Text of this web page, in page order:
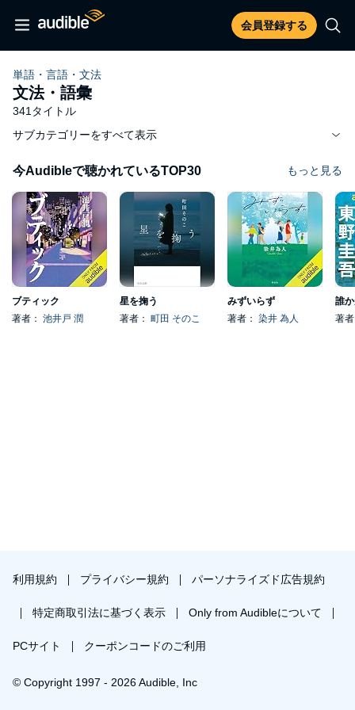
会員登録する
単語・言語・文法
文法・語彙
341タイトル
サブカテゴリーをすべて表示
今Audibleで聴かれているTOP30 もっと見る
ブティック
著者： 池井戸 潤
星を掬う
著者： 町田 そのこ
みずいらず
著者： 染井 為人
誰
著
利用規約 プライバシー規約 パーソナライズド広告規約
特定商取引法に基づく表示 Only from Audibleについて
PCサイト クーポンコードのご利用
© Copyright 1997 - 2026 Audible, Inc